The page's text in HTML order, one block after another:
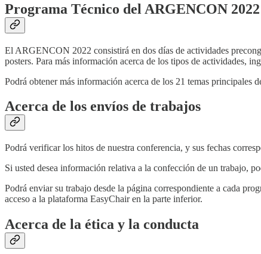
Programa Técnico del ARGENCON 2022
El ARGENCON 2022 consistirá en dos días de actividades
posters. Para más información acerca de los tipos de actividades,
Podrá obtener más información acerca de los 21 temas principales
Acerca de los envíos de trabajos
Podrá verificar los hitos de nuestra conferencia, y sus fechas
Si usted desea información relativa a la confección de un trabajo,
Podrá enviar su trabajo desde la página correspondiente a cada
acceso a la plataforma EasyChair en la parte inferior.
Acerca de la ética y la conducta